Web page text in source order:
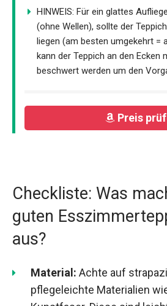
HINWEIS: Für ein glattes
(ohne Wellen), sollte der
liegen (am besten umgekehrt =
kann der Teppich an den Ecken
beschwert werden um den
Preis
Checkliste: Was
guten
aus?
Material: Achte auf
pflegeleichte Materialien